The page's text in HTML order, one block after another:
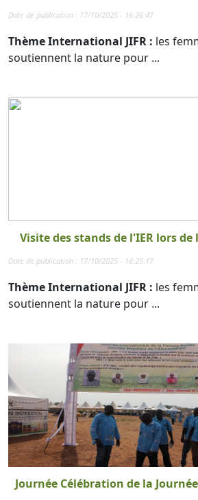
Date de publication : 17/10/2025 - 16:26:47
Thème International JIFR : les
soutiennent la nature pour ...
Visite des stands de l'IER lors de
Date de publication : 17/10/2025 - 16:25:17
Thème International JIFR : les
soutiennent la nature pour ...
Journée Célébration de la